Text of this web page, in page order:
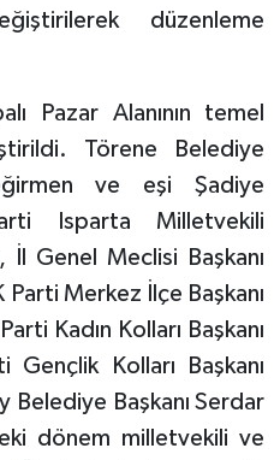
düzenleme
Pazar Alanının temel
Törene Belediye
ve eşi Şadiye
Isparta Milletvekili
Genel Meclisi Başkanı
Merkez İlçe Başkanı
Kadın Kolları Başkanı
Kolları Başkanı
Belediye Başkanı Serdar
dönem milletvekili ve